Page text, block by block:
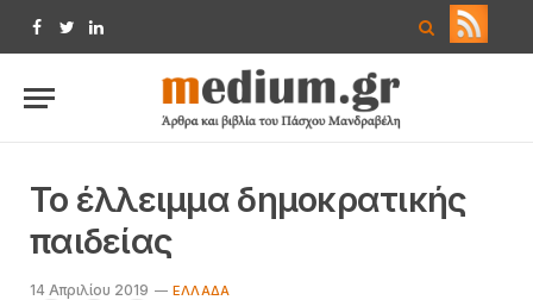
Facebook
TwitterLinkedIn
Το έλλειμμα δημοκρατικής
παιδείας
14 Απριλίου 2019 ΕΛΛΆΔΑ